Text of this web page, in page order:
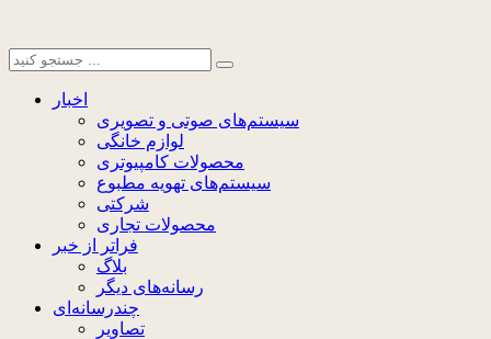
اخبار
سیستم‌های صوتی و تصویری
لوازم خانگی
محصولات کامپیوتری
سیستم‌های تهویه مطبوع
شرکتی
محصولات تجاری
فراتر از خبر
بلاگ
رسانه‌های دیگر
چندرسانه‌ای
تصاویر